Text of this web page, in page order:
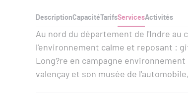
Description Activités
CapacitéTarifsServices
Au nord du département de l'Indre au
l'environnement calme et reposant :
Long?re en campagne
valençay et son musée de